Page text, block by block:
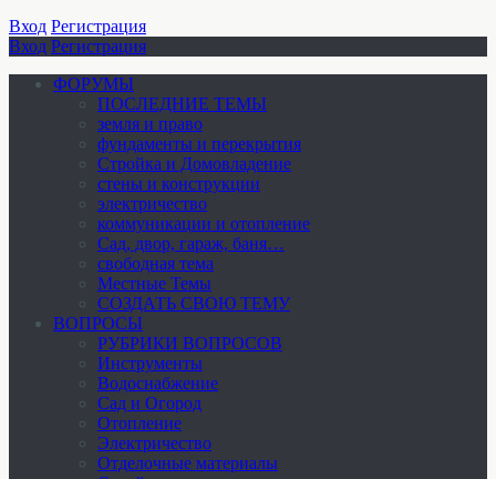
Вход Регистрация
Вход Регистрация
ФОРУМЫ
ПОСЛЕДНИЕ ТЕМЫ
земля и право
фундаменты и перекрытия
Стройка и Домовладение
стены и конструкции
электричество
коммуникации и отопление
Cад, двор, гараж, баня…
свободная тема
Местные Темы
СОЗДАТЬ СВОЮ ТЕМУ
ВОПРОСЫ
РУБРИКИ ВОПРОСОВ
Инструменты
Водоснабжение
Сад и Огород
Отопление
Электричество
Отделочные материалы